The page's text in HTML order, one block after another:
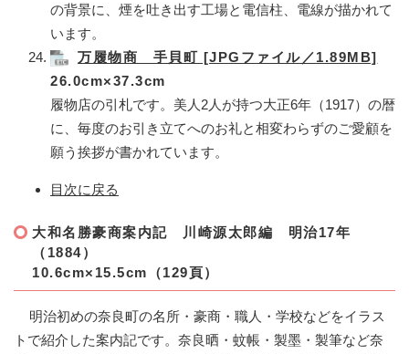
の背景に、煙を吐き出す工場と電信柱、電線が描かれて
います。
万履物商 手貝町 [JPGファイル／1.89MB]
26.0cm×37.3cm
履物店の引札です。美人2人が持つ大正6年（1917）の暦
に、毎度のお引き立てへのお礼と相変わらずのご愛顧を
願う挨拶が書かれています。
目次に戻る
大和名勝豪商案内記 川崎源太郎編 明治17年
（1884）
10.6cm×15.5cm（129頁）
明治初めの奈良町の名所・豪商・職人・学校などをイラス
トで紹介した案内記です。奈良晒・蚊帳・製墨・製筆など奈